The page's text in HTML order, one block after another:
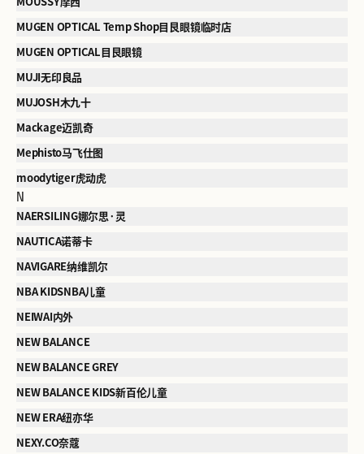
MUGEN OPTICAL Temp Shop目艮眼镜临时店
MUGEN OPTICAL目艮眼镜
MUJI无印良品
MUJOSH木九十
Mackage迈凯奇
Mephisto马飞仕图
moodytiger虎动虎
N
NAERSILING娜尔思·灵
NAUTICA诺蒂卡
NAVIGARE纳维凯尔
NBA KIDSNBA儿童
NEIWAI内外
NEW BALANCE
NEW BALANCE GREY
NEW BALANCE KIDS新百伦儿童
NEW ERA纽亦华
NEXY.CO奈蔻